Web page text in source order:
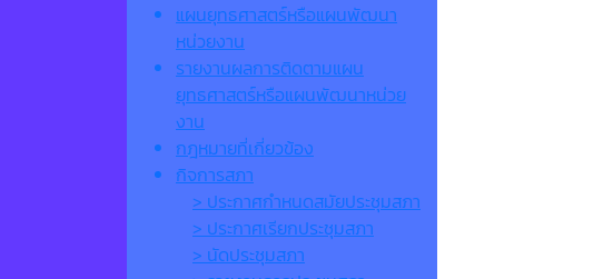
แผนยุทธศาสตร์หรือแผนพัฒนา
หน่วยงาน
รายงานผลการติดตามแผน
ยุทธศาสตร์หรือแผนพัฒนาหน่วย
งาน
กฎหมายที่เกี่ยวข้อง
กิจการสภา
> ประกาศกำหนดสมัยประชุมสภา
> ประกาศเรียกประชุมสภา
> นัดประชุมสภา